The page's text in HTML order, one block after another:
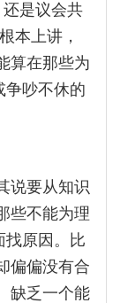
是议会共
本上讲，
算在那些为
争吵不休的
说要从知识
些不能为理
找原因。比
偏偏没有合
缺乏一个能